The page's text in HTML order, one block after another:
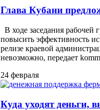
Глава Кубани
В ходе заседания
повысить эффективность
релизе краевой
невозможно, передает
24 февраля
Куда уходят деньги,